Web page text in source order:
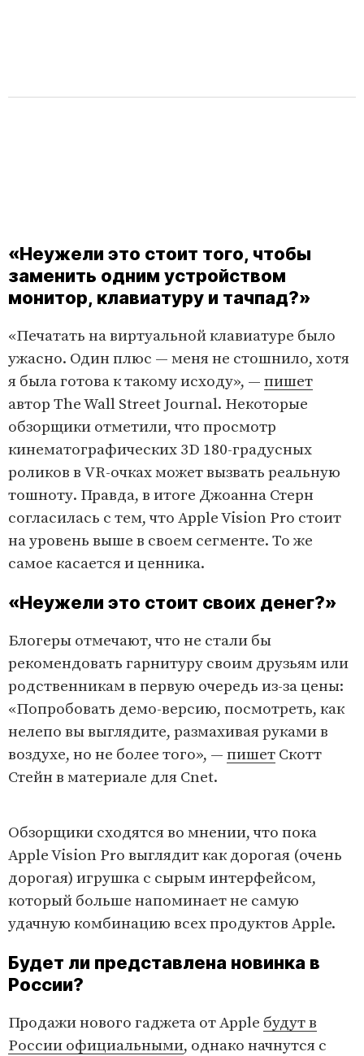
«Неужели это стоит того, чтобы
заменить одним устройством
монитор, клавиатуру и тачпад?»
«Печатать на виртуальной клавиатуре было
ужасно. Один плюс — меня не стошнило, хотя
я была готова к такому исходу», — пишет
автор The Wall Street Journal. Некоторые
обзорщики отметили, что просмотр
кинематографических 3D 180-градусных
роликов в VR-очках может вызвать реальную
тошноту. Правда, в итоге Джоанна Стерн
согласилась с тем, что Apple Vision Pro стоит
на уровень выше в своем сегменте. То же
самое касается и ценника.
«Неужели это стоит своих денег?»
Блогеры отмечают, что не стали бы
рекомендовать гарнитуру своим друзьям или
родственникам в первую очередь из-за цены:
«Попробовать демо-версию, посмотреть, как
нелепо вы выглядите, размахивая руками в
воздухе, но не более того», — пишет Скотт
Стейн в материале для Cnet.
t
e
d
1
0
.
0
%
Обзорщики сходятся во мнении, что пока
Apple Vision Pro выглядит как дорогая (очень
дорогая) игрушка с сырым интерфейсом,
который больше напоминает не самую
удачную комбинацию всех продуктов Apple.
Будет ли представлена новинка в
России?
Продажи нового гаджета от Apple будут в
России официальными, однако начнутся с